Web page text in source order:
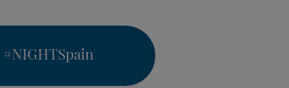
#NIGHTSpain